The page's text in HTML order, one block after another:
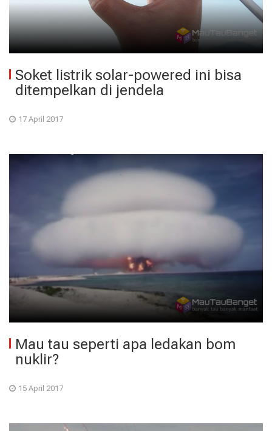
Soket listrik solar-powered ini bisa
ditempelkan di jendela
17 April 2017
Mau tau seperti apa ledakan bom
nuklir?
15 April 2017